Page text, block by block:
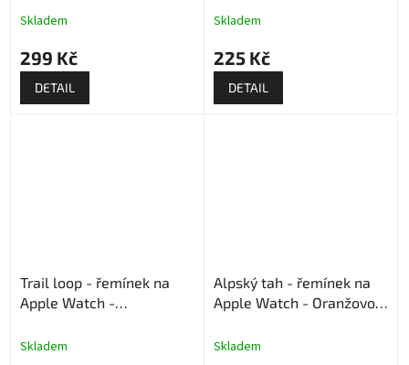
Skladem
299 Kč
DETAIL
Skladem
225 Kč
DETAIL
Trail loop - řemínek na
Apple Watch -
Skladem
Alpský tah - řemínek na
Apple Watch - Oranžovo-
Skladem